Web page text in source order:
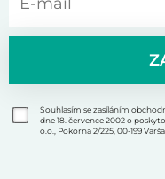
Souhlasím se zasíláním
dne 18. července 2002 o
o.o., Pokorna 2/225, 00-199